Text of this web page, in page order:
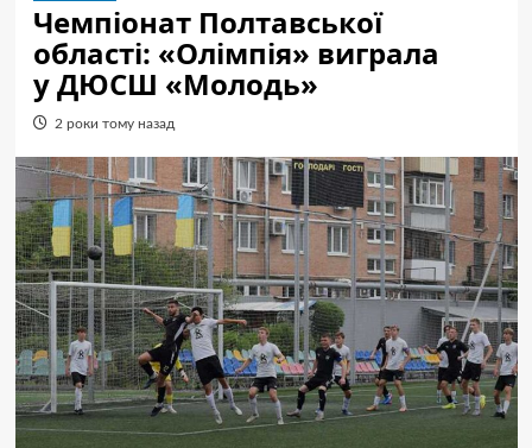
Чемпіонат Полтавської
області: «Олімпія» виграла
у ДЮСШ «Молодь»
2 роки тому назад